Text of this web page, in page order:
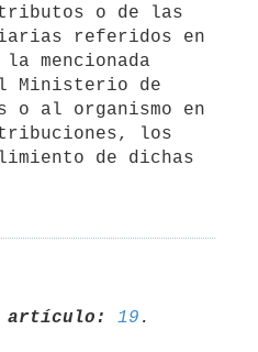
o de las
referidos en
mencionada
Ministerio de
o al organismo en
los
de dichas
artículo: 19